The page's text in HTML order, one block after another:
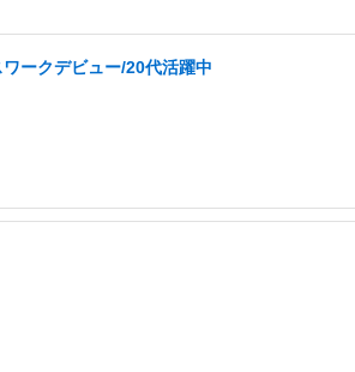
ークデビュー/20代活躍中